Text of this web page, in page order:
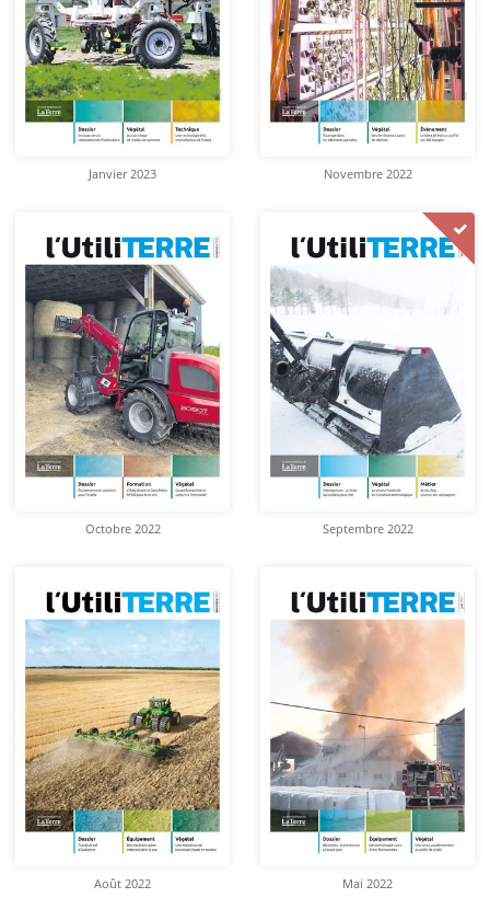
Janvier 2023 Novembre 2022
Octobre 2022 Septembre 2022
Août 2022 Mai 2022